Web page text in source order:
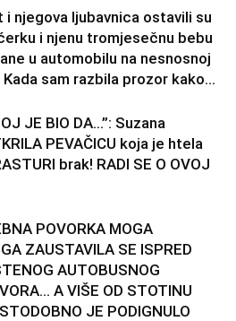
i njegova ljubavnica ostavili su
i njenu tromjesečnu bebu
u automobilu na nesnosnoj
sam razbila prozor kako...
JE BIO DA…”: Suzana
PEVAČICU koja je htela
brak! RADI SE O OVOJ
POVORKA MOGA
ZAUSTAVILA SE ISPRED
AUTOBUSNOG
A VIŠE OD STOTINU
JE PODIGNULO